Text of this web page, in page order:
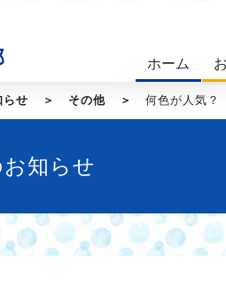
ホーム
らせ その他 何色が人気？
知らせ